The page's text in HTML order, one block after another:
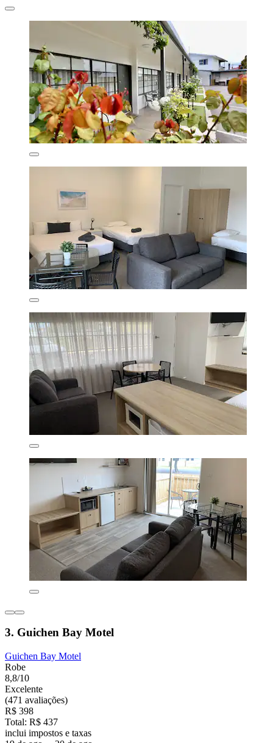
3. Guichen Bay Motel
Guichen Bay Motel
Robe
8,8/10
Excelente
(471 avaliações)
R$ 398
Total: R$ 437
inclui impostos e taxas